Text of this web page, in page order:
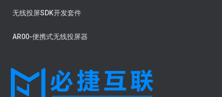
无线投屏SDK开发套件
AR00-便携式无线投屏器